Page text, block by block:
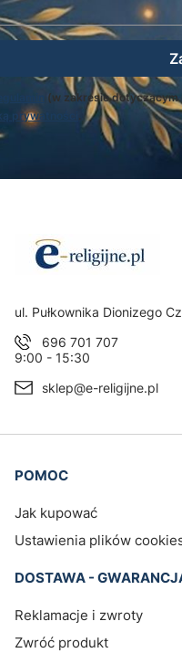
(w zakresie dotyczącym
prywatności .
Adres:
ul. Pułkownika Dionizego
696 701 707
9:00 - 15:30
sklep@e-religijne.pl
Linki w stopce
POMOC
Jak kupować
Ustawienia plików
DOSTAWA -
Reklamacje i zwroty
Zwróć produkt